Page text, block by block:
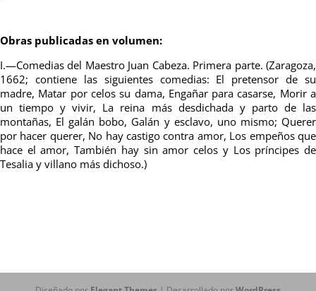
Obras publicadas en volumen:
I.—Comedias del Maestro Juan Cabeza. Primera parte. (Zaragoza,
1662; contiene las siguientes comedias: El pretensor de su
madre, Matar por celos su dama, Engañar para casarse, Morir a
un tiempo y vivir, La reina más desdichada y parto de las
montañas, El galán bobo, Galán y esclavo, uno mismo; Querer
por hacer querer, No hay castigo contra amor, Los empeños que
hace el amor, También hay sin amor celos y Los príncipes de
Tesalia y villano más dichoso.)